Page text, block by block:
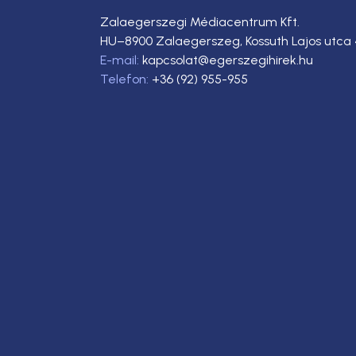
Zalaegerszegi Médiacentrum Kft.
HU–8900 Zalaegerszeg, Kossuth Lajos utca
E-mail: kapcsolat@egerszegihirek.hu
Telefon: +36 (92) 955-955